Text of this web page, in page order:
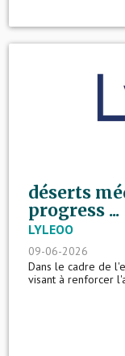
déserts
progress ...
LYLEOO
09-06-2026
Dans le cadre de
visant à renforcer